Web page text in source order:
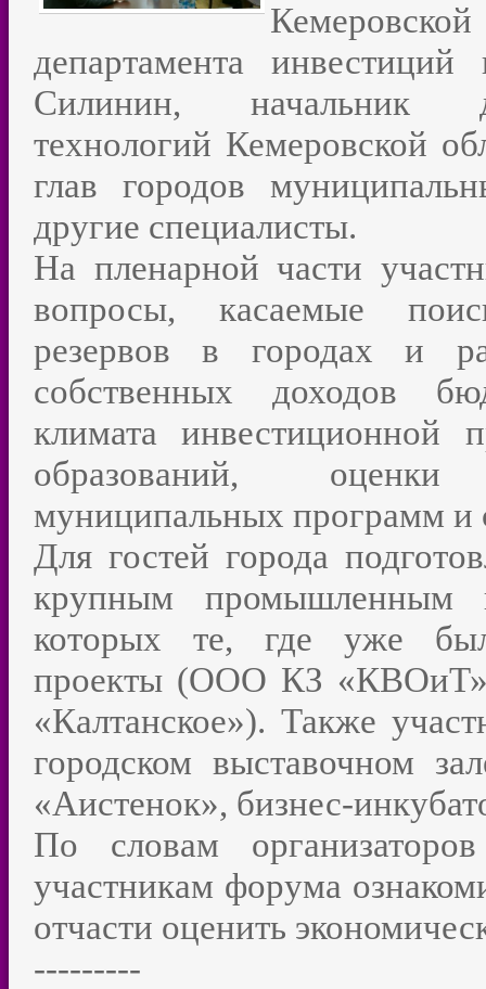
департамента
Силинин, начальник
технологий Кемеровской
глав городов
другие специалисты.
На пленарной части
вопросы, касаемые
резервов в городах и
собственных доходов
климата инвестиционной
образований, оценки
муниципальных программ и
Для гостей города
крупным промышленным
которых те, где уже
проекты (ООО КЗ
«Калтанское»). Также
городском выставочном
«Аистенок», бизнес-
По словам
участникам форума
отчасти оценить
---------